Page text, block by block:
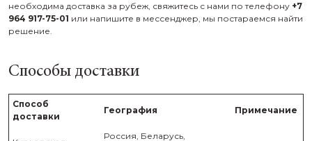
необходима доставка за рубеж, свяжитесь с нами по телефону +7
964 917-75-01 или напишите в мессенджер, мы постараемся найти
решение.
Способы доставки
Способ
доставки
География Примечание
Россия, Беларусь,